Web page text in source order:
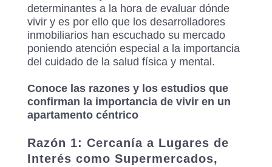
determinantes a la hora de evaluar dónde
vivir y es por ello que los desarrolladores
inmobiliarios han escuchado su mercado
poniendo atención especial a la importancia
del cuidado de la salud física y mental.
Conoce las razones y los estudios que
confirman la importancia de vivir en un
apartamento céntrico
Razón 1: Cercanía a Lugares de
Interés como Supermercados,